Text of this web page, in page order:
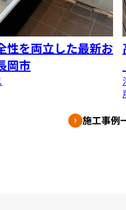
性を両立した最新お
岡市
施工事例